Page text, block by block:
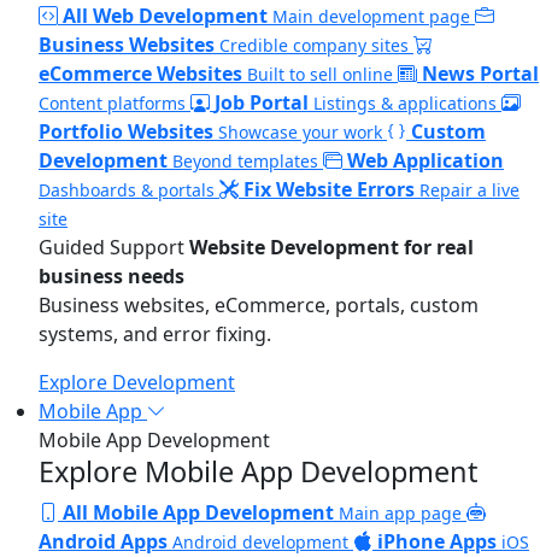
All Web Development Main development page
Business Websites Credible company sites
eCommerce Websites Built to sell online News Portal
Content platforms Job Portal Listings & applications
Portfolio Websites Showcase your work
Custom
Development Beyond templates Web Application
Dashboards & portals Fix Website Errors Repair a live
site
Guided SupportWebsite Development for real
business needs
Business websites, eCommerce, portals, custom
systems, and error fixing.
Explore Development
Mobile App
Mobile App Development
Explore Mobile App Development
All Mobile App Development Main app page
Android Apps Android development iPhone Apps iOS